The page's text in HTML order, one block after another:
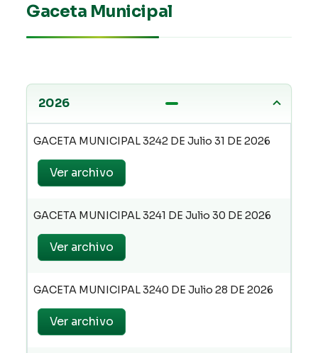
Gaceta Municipal
2026
GACETA MUNICIPAL 3242 DE Julio 31 DE 2026
Ver archivo
GACETA MUNICIPAL 3241 DE Julio 30 DE 2026
Ver archivo
GACETA MUNICIPAL 3240 DE Julio 28 DE 2026
Ver archivo